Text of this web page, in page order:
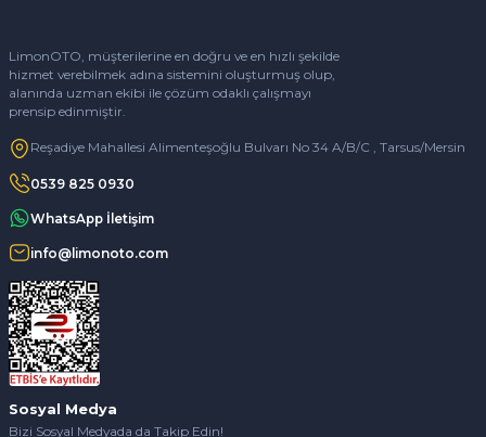
LimonOTO, müşterilerine en doğru ve en hızlı şekilde
hizmet verebilmek adına sistemini oluşturmuş olup,
alanında uzman ekibi ile çözüm odaklı çalışmayı
prensip edinmiştir.
Reşadiye Mahallesi Alimenteşoğlu Bulvarı No 34 A/B/C , Tarsus/Mersin
0539 825 0930
WhatsApp İletişim
info@limonoto.com
Sosyal Medya
Bizi Sosyal Medyada da Takip Edin!